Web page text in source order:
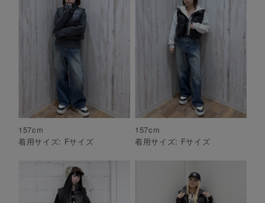
157cm
着用サイズ: Fサイズ
157cm
着用サイズ: Fサイズ